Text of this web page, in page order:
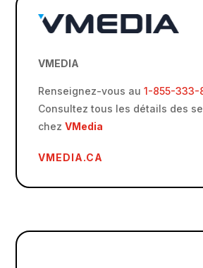
VMEDIA
Renseignez-vous au 1-855-333-
Consultez tous les détails des
chezVMedia
VMEDIA.CA